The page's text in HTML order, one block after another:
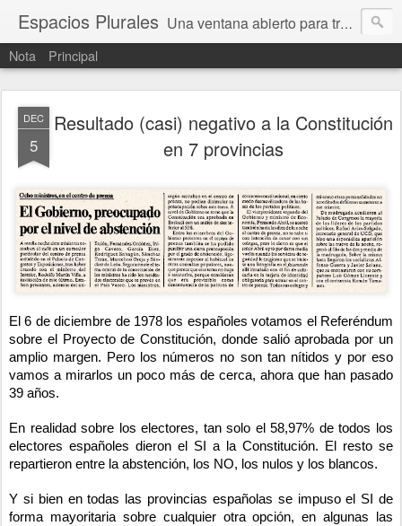
Espacios Plurales Una ventana abierto para tratar problemas que nos afectan a todxs. Temas sociales, educación, cultura, economía, política, derechos, calidad de vida. Estamos gobernados, pero queremos una calidad mayor en la política.
Nota Principal
DEC
5
Resultado (casi) negativo a la Constitución
en 7 provincias
El 6 de diciembre de 1978 los españoles votamos el Referéndum
sobre el Proyecto de Constitución, donde salió aprobada por un
amplio margen. Pero los números no son tan nítidos y por eso
vamos a mirarlos un poco más de cerca, ahora que han pasado
39 años.
En realidad sobre los electores, tan solo el 58,97% de todos los
electores españoles dieron el SI a la Constitución. El resto se
repartieron entre la abstención, los NO, los nulos y los blancos.
Y si bien en todas las provincias españolas se impuso el SI de
forma mayoritaria sobre cualquier otra opción, en algunas las